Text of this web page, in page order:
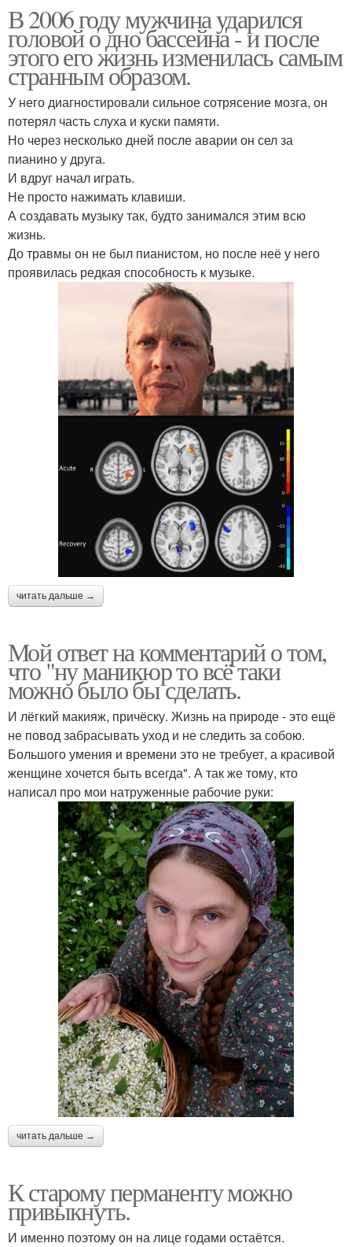
В 2006 году мужчина ударился
головой о дно бассейна - и после
этого его жизнь изменилась самым
странным образом.
У него диагностировали сильное сотрясение мозга, он
потерял часть слуха и куски памяти.
Но через несколько дней после аварии он сел за
пианино у друга.
И вдруг начал играть.
Не просто нажимать клавиши.
А создавать музыку так, будто занимался этим всю
жизнь.
До травмы он не был пианистом, но после неё у него
проявилась редкая способность к музыке.
читать дальше →
Мой ответ на комментарий о том,
что "ну маникюр то всё таки
можно было бы сделать.
И лёгкий макияж, причёску. Жизнь на природе - это ещё
не повод забрасывать уход и не следить за собою.
Большого умения и времени это не требует, а красивой
женщине хочется быть всегда". А так же тому, кто
написал про мои натруженные рабочие руки:
читать дальше →
К старому перманенту можно
привыкнуть.
И именно поэтому он на лице годами остаётся.